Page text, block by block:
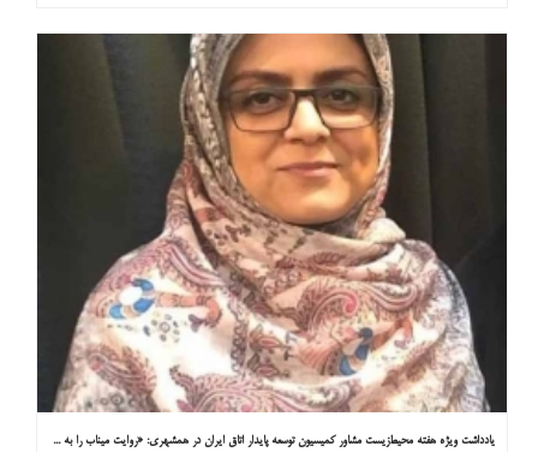
یادداشت ویژه هفته محیط‌زیست مشاور کمیسیون توسعه پایدار اتاق ایران در همشهری: «روایت میناب را به کاپ ۳۱ ببریم»